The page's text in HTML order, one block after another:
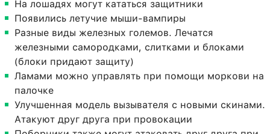
На лошадях могут кататься защитники
Появились летучие мыши-вампиры
Разные виды железных големов. Лечатся
железными самородками, слитками и блоками
(блоки придают защиту)
Ламами можно управлять при помощи моркови на
палочке
Улучшенная модель вызывателя с новыми скинами.
Атакуют друг друга при провокации